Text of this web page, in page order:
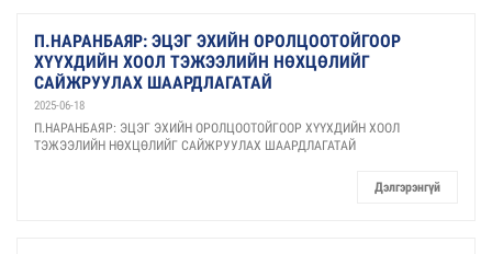
П.НАРАНБАЯР: ЭЦЭГ ЭХИЙН ОРОЛЦООТОЙГООР
ХҮҮХДИЙН ХООЛ ТЭЖЭЭЛИЙН НӨХЦӨЛИЙГ
САЙЖРУУЛАХ ШААРДЛАГАТАЙ
2025-06-18
П.НАРАНБАЯР: ЭЦЭГ ЭХИЙН ОРОЛЦООТОЙГООР ХҮҮХДИЙН ХООЛ
ТЭЖЭЭЛИЙН НӨХЦӨЛИЙГ САЙЖРУУЛАХ ШААРДЛАГАТАЙ
Дэлгэрэнгүй